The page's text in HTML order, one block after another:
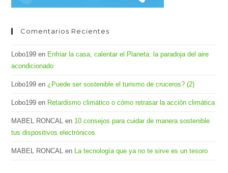
Comentarios Recientes
Lobo199 en Enfriar la casa, calentar el Planeta: la paradoja del aire
acondicionado
Lobo199 en¿Puede ser sostenible el turismo de cruceros? (2)
Lobo199 en Retardismo climático o cómo retrasar la acción climática
MABEL RONCAL en 10 consejos para cuidar de manera sostenible
tus dispositivos electrónicos
MABEL RONCAL en La tecnología que ya no te sirve es un tesoro